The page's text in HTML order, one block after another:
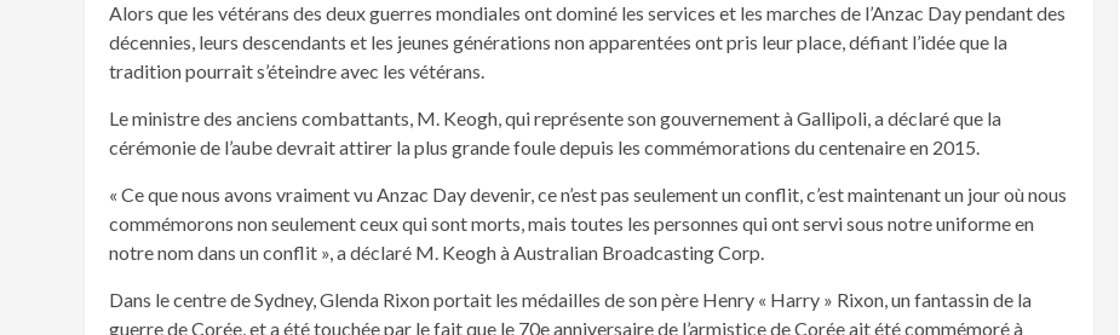
Alors que les vétérans des deux guerres mondiales ont dominé les services et les marches de l’Anzac Day pendant des
décennies, leurs descendants et les jeunes générations non apparentées ont pris leur place, défiant l’idée que la
tradition pourrait s’éteindre avec les vétérans.
Le ministre des anciens combattants, M. Keogh, qui représente son gouvernement à Gallipoli, a déclaré que la
cérémonie de l’aube devrait attirer la plus grande foule depuis les commémorations du centenaire en 2015.
« Ce que nous avons vraiment vu Anzac Day devenir, ce n’est pas seulement un conflit, c’est maintenant un jour où nous
commémorons non seulement ceux qui sont morts, mais toutes les personnes qui ont servi sous notre uniforme en
notre nom dans un conflit », a déclaré M. Keogh à Australian Broadcasting Corp.
Dans le centre de Sydney, Glenda Rixon portait les médailles de son père Henry « Harry » Rixon, un fantassin de la
guerre de Corée, et a été touchée par le fait que le 70e anniversaire de l’armistice de Corée ait été commémoré à